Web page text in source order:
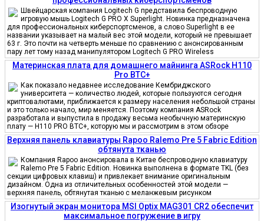
Швейцарская компания Logitech G представила беспроводную
игровую мышь Logitech G PRO X Superlight. Новинка предназначена
для профессиональных киберспортсменов, а слово Superlight в ее
названии указывает на малый вес этой модели, который не превышает
63 г. Это почти на четверть меньше по сравнению с анонсированным
пару лет тому назад манипулятором Logitech G PRO Wireless
Материнская плата для домашнего майнинга ASRock H110
Pro BTC+
Как показало недавнее исследование Кембриджского
университета — количество людей, которые пользуются сегодня
криптовалютами, приближается к размеру населения небольшой страны
и это только начало, мир меняется. Поэтому компания ASRock
разработала и выпустила в продажу весьма необычную материнскую
плату — H110 PRO BTC+, которую мы и рассмотрим в этом обзоре
Верхняя панель клавиатуры Rapoo Ralemo Pre 5 Fabric Edition
обтянута тканью
Компания Rapoo анонсировала в Китае беспроводную клавиатуру
Ralemo Pre 5 Fabric Edition. Новинка выполнена в формате TKL (без
секции цифровых клавиш) и привлекает внимание оригинальным
дизайном. Одна из отличительных особенностей этой модели —
верхняя панель, обтянутая тканью с меланжевым рисунком
Изогнутый экран монитора MSI Optix MAG301 CR2 обеспечит
максимальное погружение в игру